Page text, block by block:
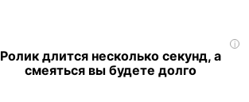
i
Ролик длится несколько секунд, а
смеяться вы будете долго